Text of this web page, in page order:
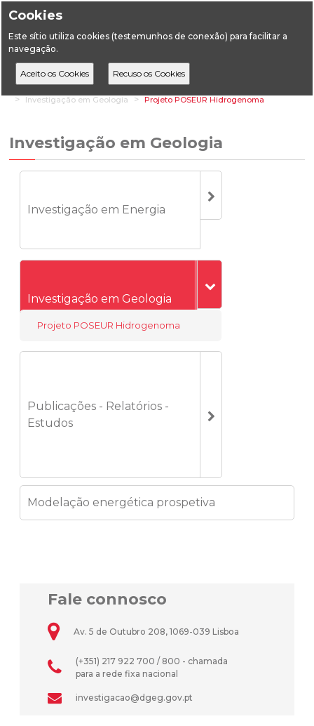
Cookies
Este sítio utiliza cookies (testemunhos de conexão) para facilitar a
navegação.
HomeÁreas Transversais
Investigação e Inovação
Investigação em Geologia
Projeto POSEUR Hidrogenoma
Investigação em Geologia
Investigação em Energia
Investigação em Geologia
Projeto POSEUR Hidrogenoma
Publicações - Relatórios -
Estudos
Modelação energética prospetiva
Fale connosco
Av. 5 de Outubro 208, 1069-039 Lisboa
(+351) 217 922 700 / 800 - chamada
para a rede fixa nacional
investigacao@dgeg.gov.pt